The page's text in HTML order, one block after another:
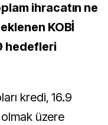
ihracatın ne
KOBİ
hedefleri
kredi, 16.9
üzere